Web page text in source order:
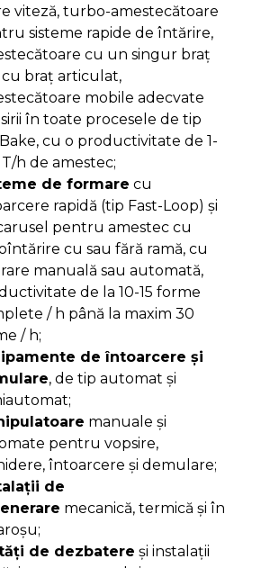
viteză, turbo-amestecătoare
sisteme rapide de întărire,
cu un singur braţ
cu braţ articulat,
mobile adecvate
în toate procesele de tip
cu o productivitate de 1-
T/h de amestec;
de formare cu
rapidă (tip Fast-Loop) şi
pentru amestec cu
cu sau fără ramă, cu
manuală sau automată,
de la 10-15 forme
/ h până la maxim 30
/ h;
de întoarcere şi
, de tip automat şi
manuale şi
pentru vopsire,
întoarcere şi demulare;
de
mecanică, termică şi în
de dezbatere şi instalaţii